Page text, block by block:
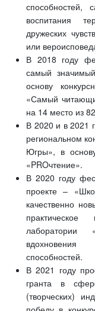
способностей,
воспитания
дружеских
или
В 2018 году
самый
основу
«Самый
на 14 место из
В 2020 и в 2021
региональном
Югры», в
«PROчтение».
В 2020 году
проекте –
качественно
практическое
вдохновения
способностей.
В 2021 году
гранта в
(творческих)